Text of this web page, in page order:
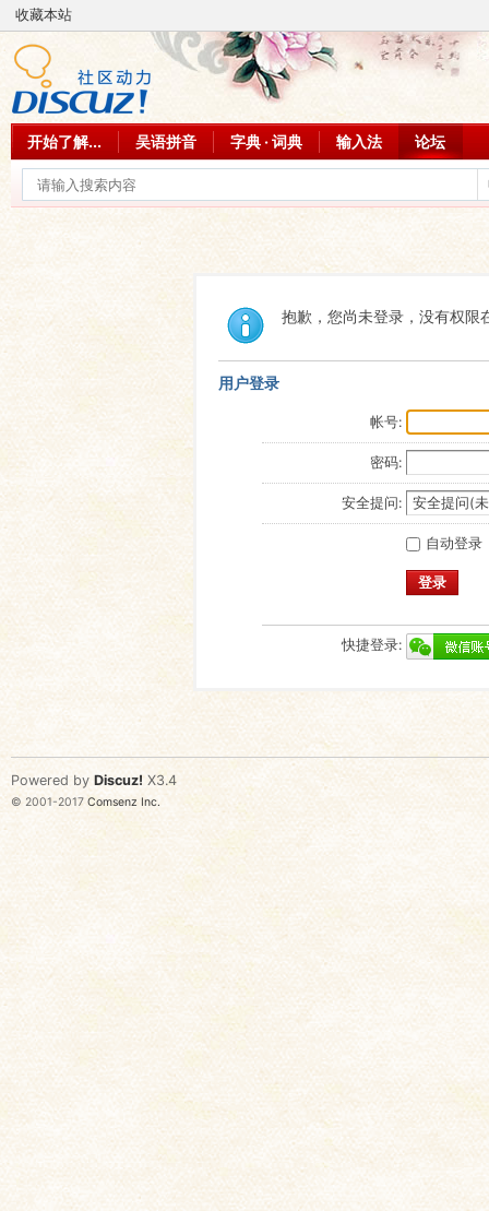
收藏本站
开始了解... 吴语拼音 字典 · 词典 输入法 论坛
抱歉，您尚未登录，没有权限
用户登录
帐号:
密码:
安全提问:
自动登录
登录
快捷登录:
Powered by Discuz! X3.4
© 2001-2017 Comsenz Inc.